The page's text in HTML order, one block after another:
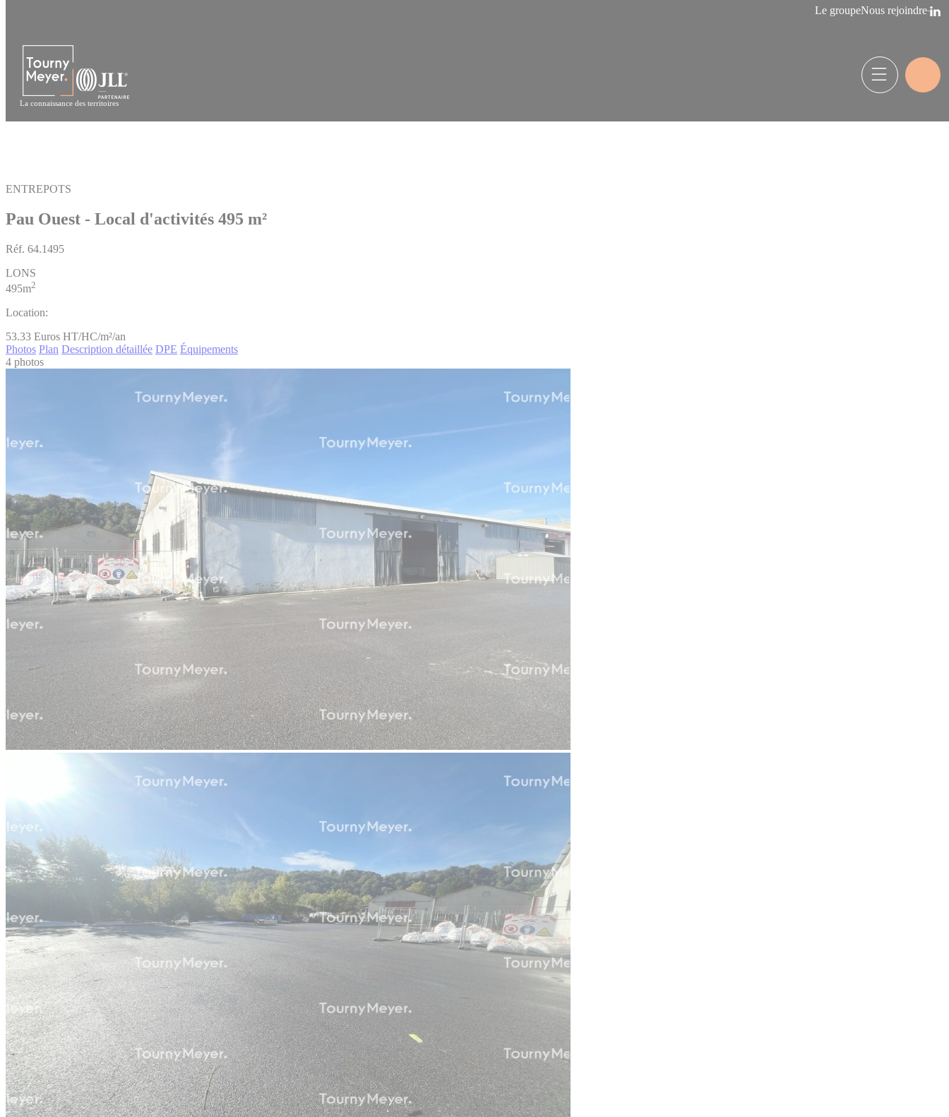
Le groupeNous rejoindre
La connaissance des territoires
ENTREPOTS
Pau Ouest - Local d'activités 495 m²
Réf. 64.1495
LONS
495m2
Location:
53.33 Euros HT/HC/m²/an
Photos Plan Description détaillée DPE Équipements
4 photos